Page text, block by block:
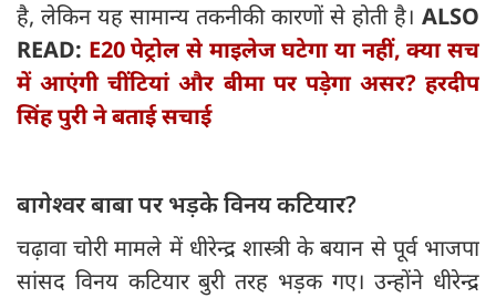
है, लेकिन यह सामान्य तकनीकी कारणों से होती है। ALSO
READ: E20 पेट्रोल से माइलेज घटेगा या नहीं, क्या सच
में आएंगी चींटियां और बीमा पर पड़ेगा असर? हरदीप
सिंह पुरी ने बताई सचाई
बागेश्वर बाबा पर भड़के विनय कटियार?
चढ़ावा चोरी मामले में धीरेन्द्र शास्त्री के बयान से पूर्व भाजपा
सांसद विनय कटियार बुरी तरह भड़क गए। उन्होंने धीरेन्द्र